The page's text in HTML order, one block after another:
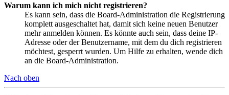
Warum kann ich mich nicht registrieren?
Es kann sein, dass die Board-Administration die Registrierung
komplett ausgeschaltet hat, damit sich keine neuen Benutzer
mehr anmelden können. Es könnte auch sein, dass deine IP-
Adresse oder der Benutzername, mit dem du dich registrieren
möchtest, gesperrt wurden. Um Hilfe zu erhalten, wende dich
an die Board-Administration.
Nach oben